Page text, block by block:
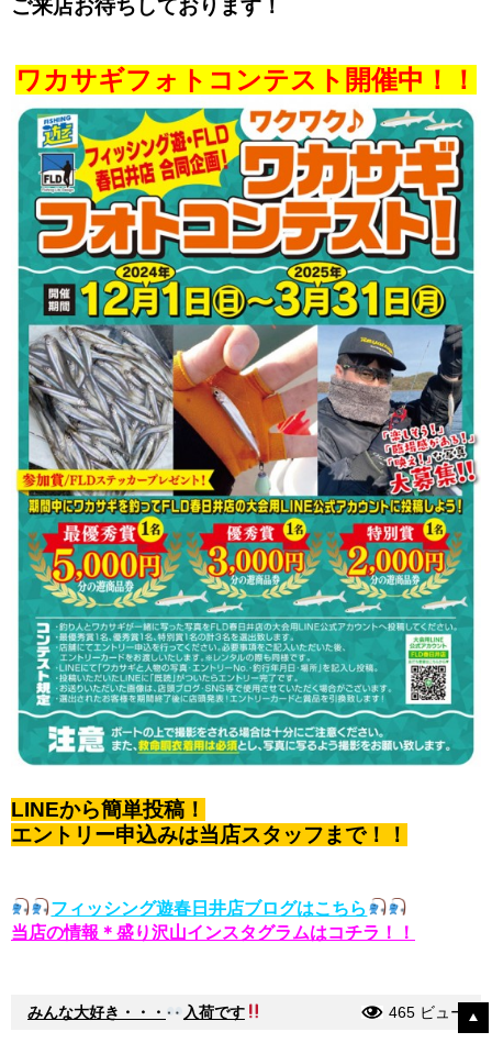
ご来店お待ちしております！
ワカサギフォトコンテスト開催中！！
LINEから簡単投稿！
エントリー申込みは当店スタッフまで！！
フィッシング遊春日井店ブログはこちら
当店の情報＊盛り沢山インスタグラムはコチラ！！
みんな大好き・・・ 入荷です 465 ビュー